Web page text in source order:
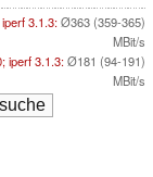
3.1.3:Ø363 (359-365)
MBit/s
iperf 3.1.3:Ø181 (94-191)
MBit/s